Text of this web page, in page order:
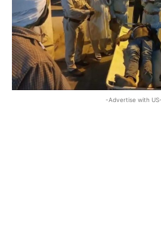
-Advertise with US-